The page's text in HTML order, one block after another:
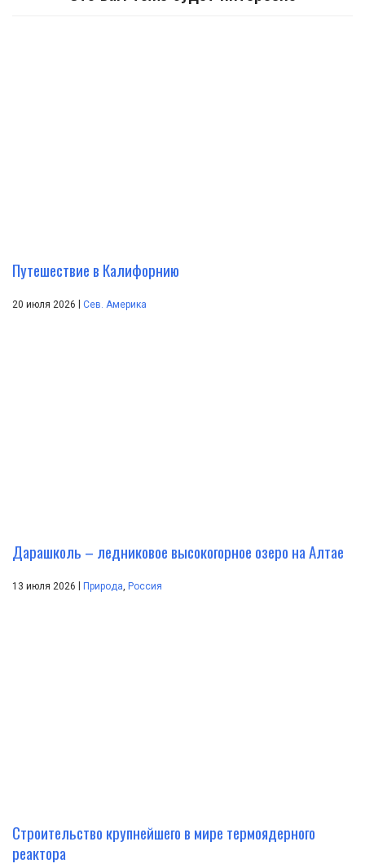
Путешествие в Калифорнию
20 июля 2026 | Сев. Америка
Дарашколь – ледниковое высокогорное озеро на Алтае
13 июля 2026 | Природа Россия
Строительство крупнейшего в мире термоядерного
реактора